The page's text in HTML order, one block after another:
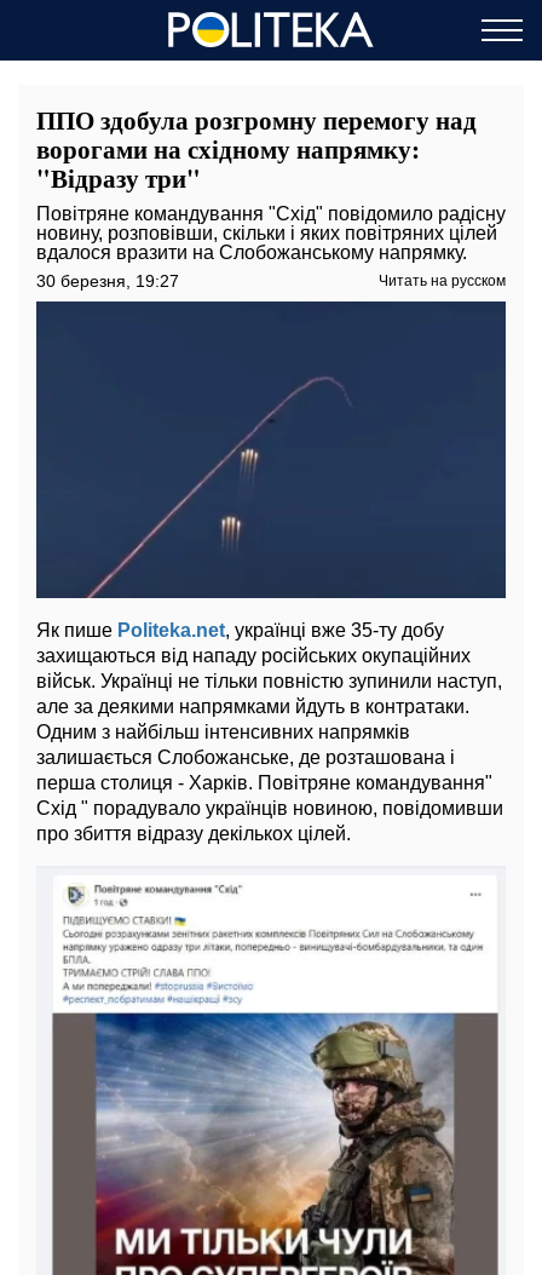
ППО здобула розгромну перемогу над
ворогами на східному напрямку:
"Відразу три"
Повітряне командування "Схід" повідомило радісну
новину, розповівши, скільки і яких повітряних цілей
вдалося вразити на Слобожанському напрямку.
30 березня, 19:27 Читать на русском
Як пише Politeka.net, українці вже 35-ту добу
захищаються від нападу російських окупаційних
військ. Українці не тільки повністю зупинили наступ,
але за деякими напрямками йдуть в контратаки.
Одним з найбільш інтенсивних напрямків
залишається Слобожанське, де розташована і
перша столиця - Харків. Повітряне командування"
Схід " порадувало українців новиною, повідомивши
про збиття відразу декількох цілей.